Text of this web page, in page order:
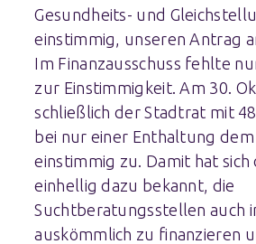
Gesundheits- und
einstimmig, unseren Antrag
Im Finanzausschuss fehlte
zur Einstimmigkeit. Am 30.
schließlich der Stadtrat mit
bei nur einer Enthaltung
einstimmig zu. Damit hat
einhellig dazu bekannt, die
Suchtberatungsstellen auch
auskömmlich zu finanzieren